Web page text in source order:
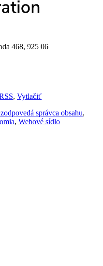
468, 925 06
, Vytlačiť
správca obsahu,
, Webové sídlo